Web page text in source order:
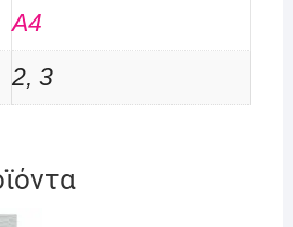
Α4
2, 3